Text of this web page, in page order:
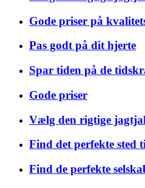
Gode priser på
Pas godt på dit hjerte
Spar tiden på de
Gode priser
Vælg den rigtige
Find det perfekte sted
Find de perfekte